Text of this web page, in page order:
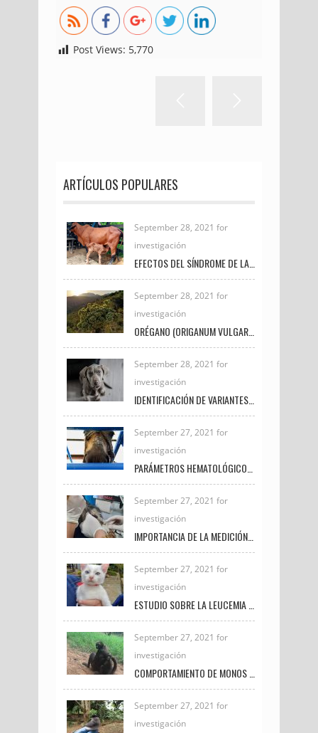
gen%e2%80%afbrca2%e2%80%afen-
con-neoplasias-de-glandula-mamaria/
Post Views: 5,770
ARTÍCULOS POPULARES
September 28, 2021 for
investigación
September 28, 2021 for
investigación
September 28, 2021 for
investigación
September 27, 2021 for
investigación
September 27, 2021 for
investigación
September 27, 2021 for
investigación
September 27, 2021 for
investigación
September 27, 2021 for
investigación